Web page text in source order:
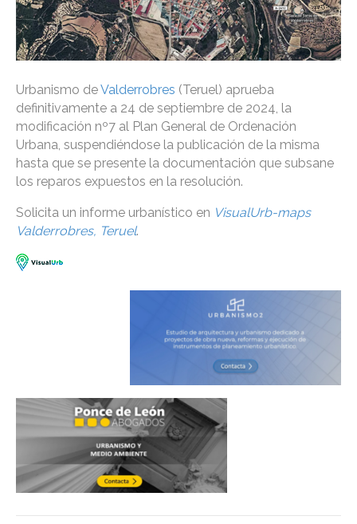
Urbanismo deValderrobres (Teruel) aprueba
definitivamente a 24 de septiembre de 2024, la
modificación nº7 al Plan General de Ordenación
Urbana, suspendiéndose la publicación de la misma
hasta que se presente la documentación que subsane
los reparos expuestos en la resolución.
Solicita un informe urbanístico en VisualUrb-maps
Valderrobres, Teruel.